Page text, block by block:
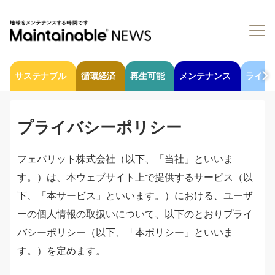
サステナブル 循環経済 再生可能 メンテナンス ライフ
プライバシーポリシー
フェバリット株式会社（以下、「当社」といいま
す。）は、本ウェブサイト上で提供するサービス（以
下、「本サービス」といいます。）における、ユーザ
ーの個人情報の取扱いについて、以下のとおりプライ
バシーポリシー（以下、「本ポリシー」といいま
す。）を定めます。